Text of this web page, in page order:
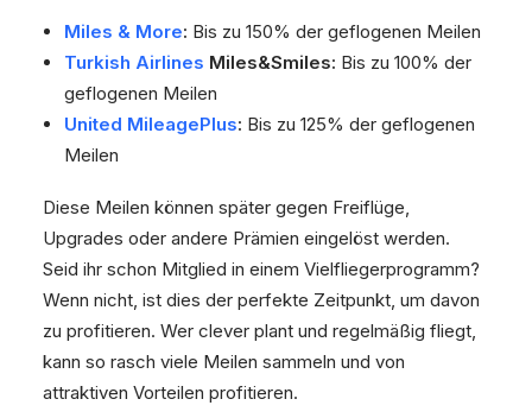
Miles & More: Bis zu 150% der geflogenen Meilen
Turkish Airlines Miles&Smiles: Bis zu 100% der
geflogenen Meilen
United MileagePlus: Bis zu 125% der geflogenen
Meilen
Diese Meilen können später gegen Freiflüge,
Upgrades oder andere Prämien eingelöst werden.
Seid ihr schon Mitglied in einem Vielfliegerprogramm?
Wenn nicht, ist dies der perfekte Zeitpunkt, um davon
zu profitieren. Wer clever plant und regelmäßig fliegt,
kann so rasch viele Meilen sammeln und von
attraktiven Vorteilen profitieren.